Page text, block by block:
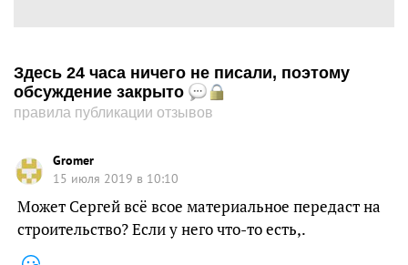
Здесь 24 часа ничего не писали, поэтому
обсуждение закрыто
правила публикации отзывов
Gromer
15 июля 2019 в 10:10
Может Сергей всё всое материальное передаст на
строительство? Если у него что-то есть,.